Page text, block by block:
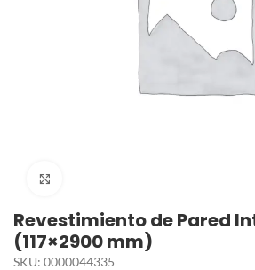
Revestimiento de Pared
(117×2900 mm)
SKU: 0000044335